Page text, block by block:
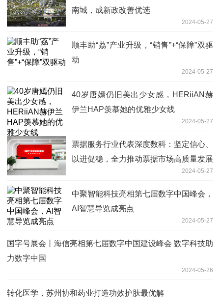
南城，成新政改善优选
2024-05-27
顺丰助“荔”产业升级，“销售”+“保障”双驱
动
2024-05-27
40岁唐嫣仍旧美出少女感，HERiiAN赫
伊兰HAP羡慕她的优雅少女线
2024-05-27
票据服务行业代表深度数科：坚定信心、
以进促稳，全力推动票据市场高质量发展
2024-05-27
中聚智能科技亮相第七届数字中国峰会，
AI智慧导览成亮点
2024-05-27
国字号展会丨海信亮相第七届数字中国建设峰会 数字科技助
力数字中国
2024-05-26
转化医学，苏州协和药业打造功效护肤最优解